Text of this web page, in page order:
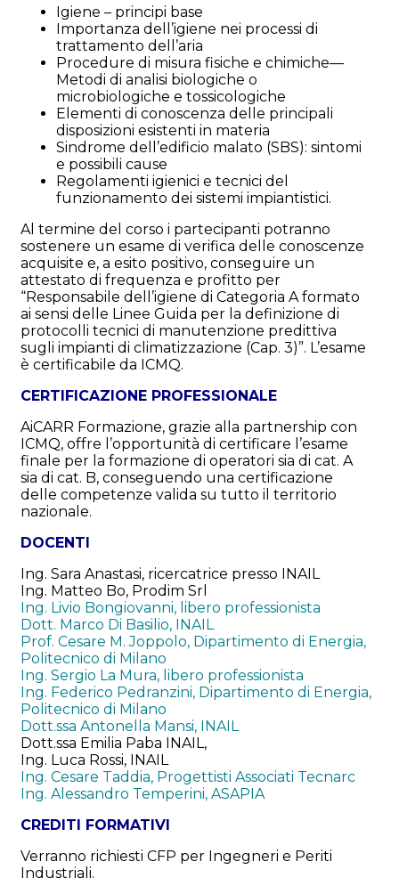
Igiene – principi base
Importanza dell’igiene nei processi di
trattamento dell’aria
Procedure di misura fisiche e chimiche—
Metodi di analisi biologiche o
microbiologiche e tossicologiche
Elementi di conoscenza delle principali
disposizioni esistenti in materia
Sindrome dell’edificio malato (SBS): sintomi
e possibili cause
Regolamenti igienici e tecnici del
funzionamento dei sistemi impiantistici.
Al termine del corso i partecipanti potranno
sostenere un esame di verifica delle conoscenze
acquisite e, a esito positivo, conseguire un
attestato di frequenza e profitto per
“Responsabile dell’igiene di Categoria A formato
ai sensi delle Linee Guida per la definizione di
protocolli tecnici di manutenzione predittiva
sugli impianti di climatizzazione (Cap. 3)”. L’esame
è certificabile da ICMQ.
CERTIFICAZIONE PROFESSIONALE
AiCARR Formazione, grazie alla partnership con
ICMQ, offre l’opportunità di certificare l’esame
finale per la formazione di operatori sia di cat. A
sia di cat. B, conseguendo una certificazione
delle competenze valida su tutto il territorio
nazionale.
DOCENTI
Ing. Sara Anastasi, ricercatrice presso INAIL
Ing. Matteo Bo, Prodim Srl
Ing. Livio Bongiovanni, libero professionista
Dott. Marco Di Basilio, INAIL
Prof. Cesare M. Joppolo, Dipartimento di Energia,
Politecnico di Milano
Ing. Sergio La Mura, libero professionista
Ing. Federico Pedranzini, Dipartimento di Energia,
Politecnico di Milano
Dott.ssa Antonella Mansi, INAIL
Dott.ssa Emilia Paba INAIL,
Ing. Luca Rossi, INAIL
Ing. Cesare Taddia, Progettisti Associati Tecnarc
Ing. Alessandro Temperini, ASAPIA
CREDITI FORMATIVI
Verranno richiesti CFP per Ingegneri e Periti
Industriali.